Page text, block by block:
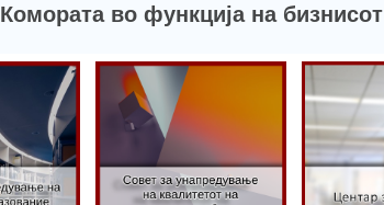
Комората во функција на бизнисот